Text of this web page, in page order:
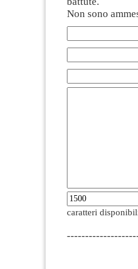
Non sono
caratteri